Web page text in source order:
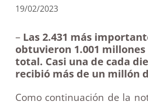
19/02/2023
– Las 2.431 más
obtuvieron 1.001 millones
total. Casi una de cada
recibió más de un millón
Como continuación de la